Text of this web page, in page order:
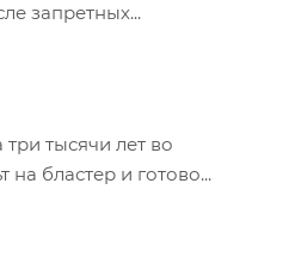
запретных...
тысячи лет во
бластер и готово...